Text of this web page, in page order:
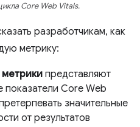
Core Web Vitals.
разработчикам, как
метрику:
представляют
показатели Core Web
значительные
от результатов